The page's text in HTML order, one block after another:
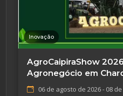
Inovação
AgroCaipiraShow
Agronegócio em
06 de agosto de 2026 - 08